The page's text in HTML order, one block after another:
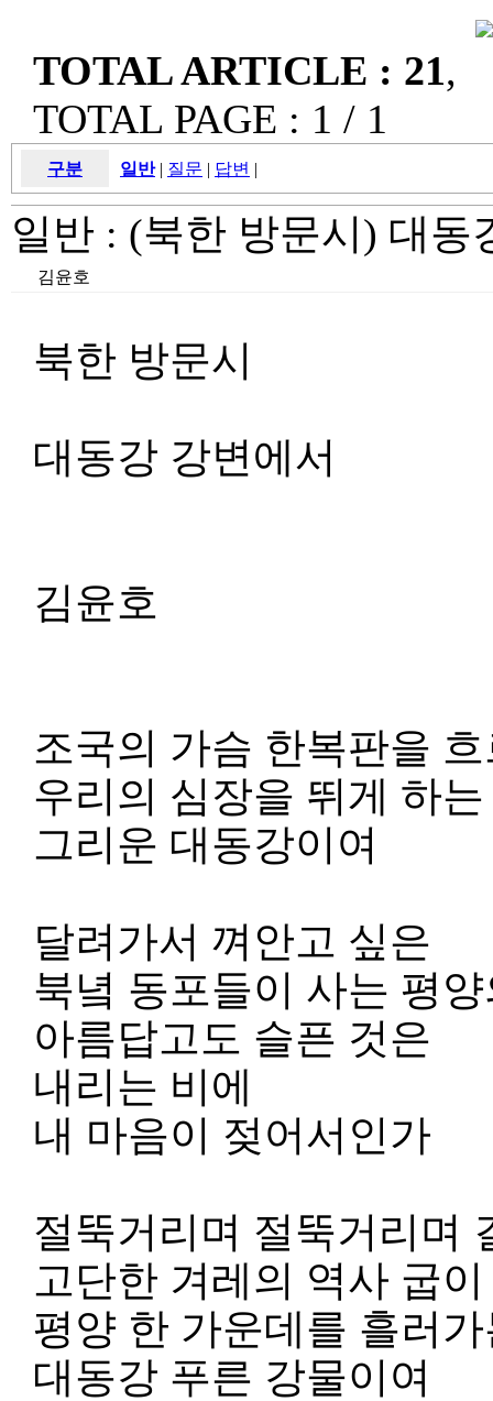
TOTAL ARTICLE : 21,
TOTAL PAGE : 1 / 1
구분 일반 | 질문 | 답변 |
일반 : (북한 방문시) 대동
김윤호
북한 방문시
대동강 강변에서
김윤호
조국의 가슴 한복판을
우리의 심장을 뛰게 하는
그리운 대동강이여
달려가서 껴안고 싶은
북녘 동포들이 사는 평
아름답고도 슬픈 것은
내리는 비에
내 마음이 젖어서인가
절뚝거리며 절뚝거리며
고단한 겨레의 역사 굽
평양 한 가운데를 흘러
대동강 푸른 강물이여